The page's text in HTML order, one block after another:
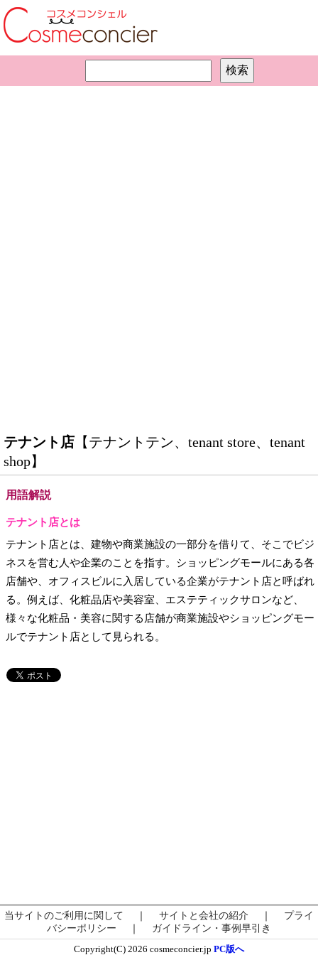
テナント店 【テナントテン、tenant store、tenant
shop】
用語解説
テナント店とは
テナント店とは、建物や商業施設の一部分を借りて、そこでビジ
ネスを営む人や企業のことを指す。ショッピングモールにある各
店舗や、オフィスビルに入居している企業がテナント店と呼ばれ
る。例えば、化粧品店や美容室、エステティックサロンなど、
様々な化粧品・美容に関する店舗が商業施設やショッピングモー
ルでテナント店として見られる。
当サイトのご利用に関して サイトと会社の紹介
プライ
バシーポリシー
ガイドライン・事例早引き
Copyright(C) 2026 cosmeconcier.jp PC版へ